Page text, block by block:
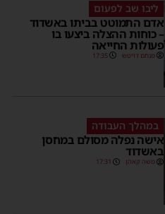
ליבו שב לפעום
אדם התמוטט בביתו באשדוד
– כוחות ההצלה ביצעו בו
פעולות החייאה
מנחם דויטש 17:35
במהלך העבודה
אישה נפלה מסולם במחסן
באשדוד
משה קאהן 17:31